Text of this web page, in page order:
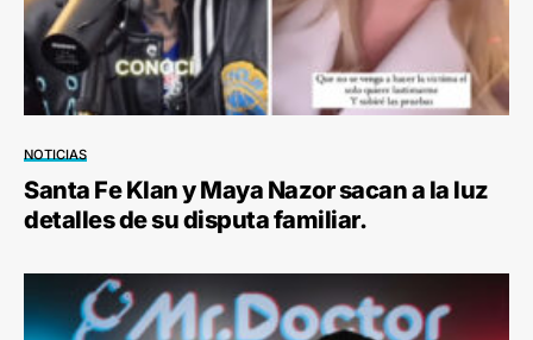
NOTICIAS
Santa Fe Klan y Maya Nazor sacan a la luz
detalles de su disputa familiar.